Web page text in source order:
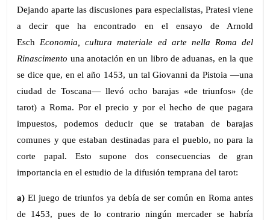
Dejando aparte las discusiones para especialistas, Pratesi viene
a decir que ha encontrado en el ensayo de Arnold
Esch Economia, cultura materiale ed arte nella Roma del
Rinascimento una anotación en un libro de aduanas, en la que
se dice que, en el año 1453, un tal Giovanni da Pistoia —una
ciudad de Toscana— llevó ocho barajas «de triunfos» (de
tarot) a Roma. Por el precio y por el hecho de que pagara
impuestos, podemos deducir que se trataban de barajas
comunes y que estaban destinadas para el pueblo, no para la
corte papal. Esto supone dos consecuencias de gran
importancia en el estudio de la difusión temprana del tarot:
a) El juego de triunfos ya debía de ser común en Roma antes
de 1453, pues de lo contrario ningún mercader se habría